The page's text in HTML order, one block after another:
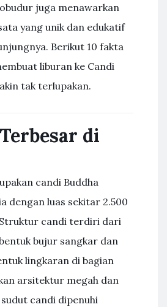
juga menawarkan
yang unik dan edukatif
Berikut 10 fakta
liburan ke Candi
tak terlupakan.
di
candi Buddha
dengan luas sekitar 2.500
candi terdiri dari
bujur sangkar dan
lingkaran di bagian
arsitektur megah dan
candi dipenuhi